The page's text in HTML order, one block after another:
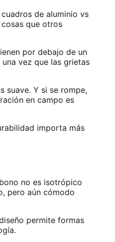
de aluminio vs
que otros
por debajo de un
vez que las grietas
suave. Y si se rompe,
en campo es
importa más
no es isotrópico
pero aún cómodo
permite formas